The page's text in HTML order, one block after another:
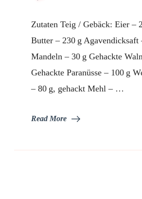
Zutaten Teig / Gebäck: Eier –
Butter – 230 g Agavendicksaft
Mandeln – 30 g Gehackte
Gehackte Paranüsse – 100 g
– 80 g, gehackt Mehl – …
Read More